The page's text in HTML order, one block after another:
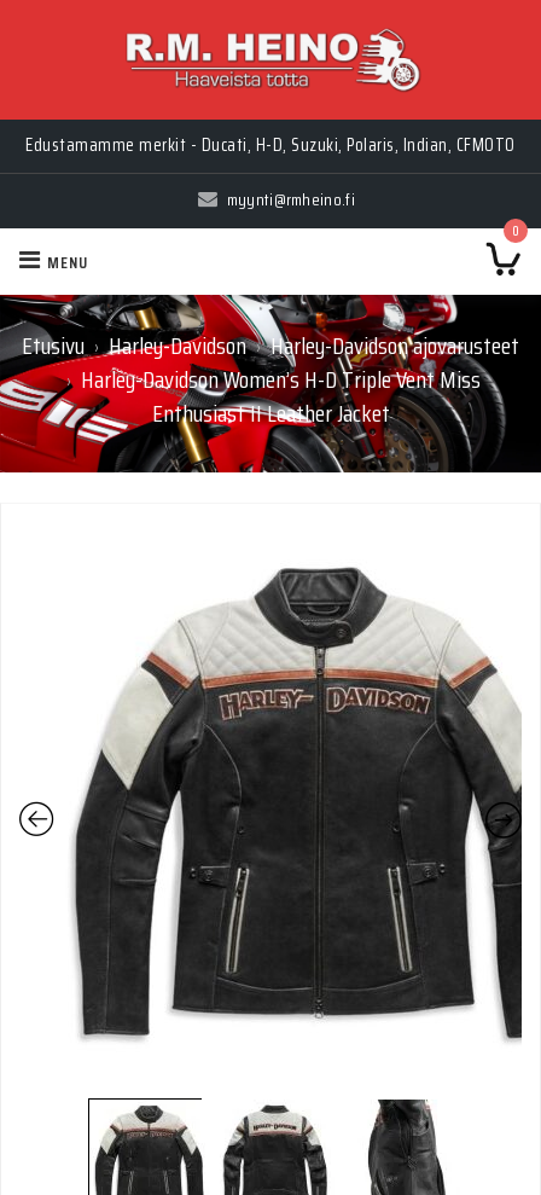
Edustamamme merkit - Ducati, H-D, Suzuki, Polaris, Indian, CFMOTO
myynti@rmheino.fi
0
MENU
Etusivu › Harley-Davidson › Harley-Davidson ajovarusteet
› Harley-Davidson Women’s H-D Triple Vent Miss
Enthusiast II Leather Jacket